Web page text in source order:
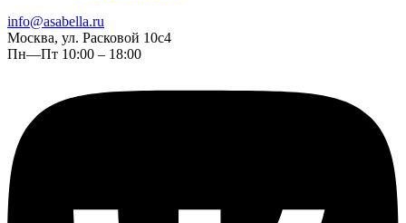
info@asabella.ru
Москва, ул. Расковой 10с4
Пн—Пт 10:00 – 18:00